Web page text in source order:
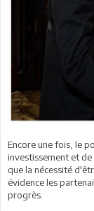
Encore une fois, le
investissement et
que la nécessité
évidence les
progrès.